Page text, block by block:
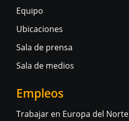
Equipo
Ubicaciones
Sala de prensa
Sala de medios
Empleos
Trabajar en Europa del Norte